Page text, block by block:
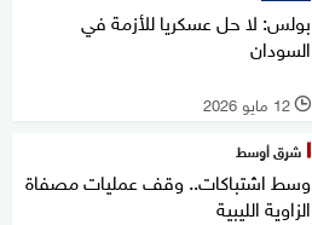
بولس: لا حل عسكريا للأزمة في
السودان
l 12 مايو 2026
شرق أوسط
وسط اشتباكات.. وقف عمليات مصفاة
الزاوية الليبية